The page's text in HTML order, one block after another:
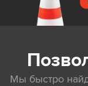
Мы быстро